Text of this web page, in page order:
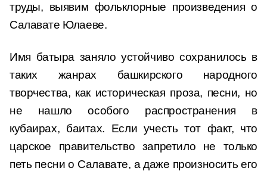
труды, выявим фольклорные произведения о
Салавате Юлаеве.
Имя батыра заняло устойчиво сохранилось в
таких жанрах башкирского народного
творчества, как историческая проза, песни, но
не нашло особого распространения в
кубаирах, баитах. Если учесть тот факт, что
царское правительство запретило не только
петь песни о Салавате, а даже произносить его